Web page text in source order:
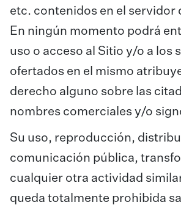
etc. contenidos en el servidor
En ningún momento podrá
uso o acceso al Sitio y/o a los
ofertados en el mismo
derecho alguno sobre las
nombres comerciales y/o
Su uso, reproducción,
comunicación pública,
cualquier otra actividad
queda totalmente prohibida